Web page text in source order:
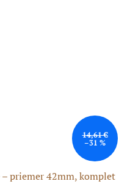
14,61 €
–31 %
priemer 42mm, komplet